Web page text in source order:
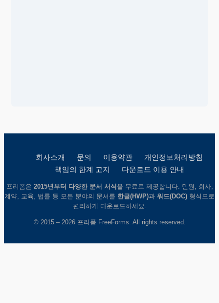
회사소개 문의 이용약관
개인정보처리방침
책임의 한계 고지
다운로드 이용 안내
프리폼은 2015년부터 다양한 문서 서식을 무료로 제공합니다. 민원, 회사,
계약, 교육, 법률 등 모든 분야의 문서를 한글(HWP)과 워드(DOC) 형식으로
편리하게 다운로드하세요.
© 2015 – 2026 프리폼 FreeForms. All rights reserved.